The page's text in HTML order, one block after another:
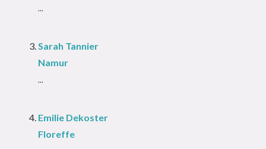
...
Sarah Tannier
Namur
...
Emilie Dekoster
Floreffe